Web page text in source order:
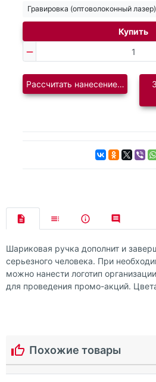
Гравировка (оптоволоконный лазер)
Купить
Рассчитать нанесение логотипа
Шариковая ручка дополнит и
серьезного человека. При
можно нанести логотип
для проведения промо-акций.
Похожие товары